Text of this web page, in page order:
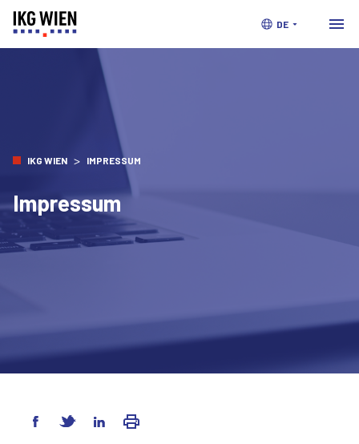
DE
IKG WIEN > IMPRESSUM
Impressum